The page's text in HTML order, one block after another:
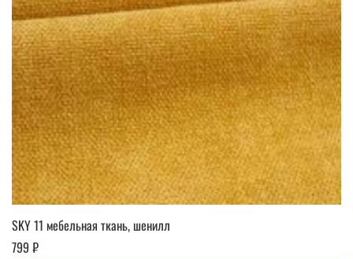
SKY 11 мебельная ткань, шенилл
799 ₽